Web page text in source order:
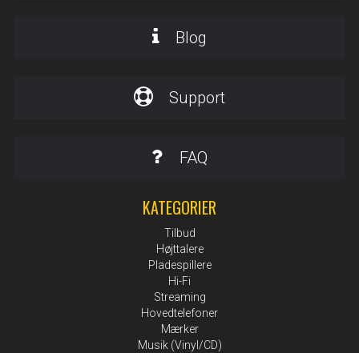
Blog
Support
FAQ
KATEGORIER
Tilbud
Højttalere
Pladespillere
Hi-Fi
Streaming
Hovedtelefoner
Mærker
Musik (Vinyl/CD)